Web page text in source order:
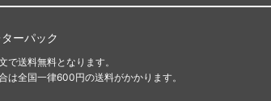
ーパック
で送料無料となります。
は全国一律600円の送料がかかります。